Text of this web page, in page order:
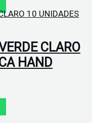
CLARO
HAND